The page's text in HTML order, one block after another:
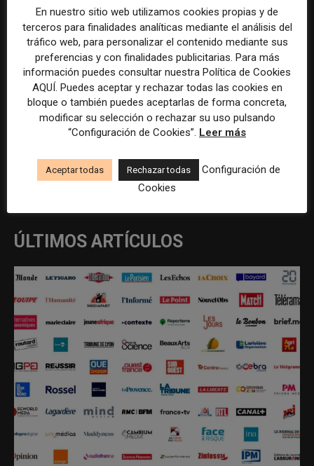
Community Manager en
Sotogrande
Redactor/a multimedia en Las
Palmas de Gran Canaria
REDACCIÓN
ÚLTIMOS ARTÍCULOS
En nuestro sitio web utilizamos cookies propias y de
terceros para finalidades analíticas mediante el análisis del
tráfico web, para personalizar el contenido mediante sus
preferencias y con finalidades publicitarias. Para más
información puedes consultar nuestra Política de Cookies
AQUÍ. Puedes aceptar y rechazar todas las cookies en
bloque o también puedes aceptarlas de forma concreta,
modificar su selección o rechazar su uso pulsando
“Configuración de Cookies”. Leer más
Aceptar todas Rechazar todas
Configuración de
Cookies